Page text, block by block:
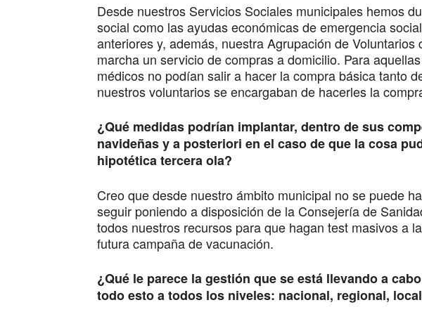
Desde nuestros Servicios Sociales municipales hemos
social como las ayudas económicas de emergencia
anteriores y, además, nuestra Agrupación de Voluntarios
marcha un servicio de compras a domicilio. Para
médicos no podían salir a hacer la compra básica tanto
nuestros voluntarios se encargaban de hacerles la
¿Qué medidas podrían implantar, dentro de sus
navideñas y a posteriori en el caso de que la cosa
hipotética tercera ola?
Creo que desde nuestro ámbito municipal no se puede
seguir poniendo a disposición de la Consejería de
todos nuestros recursos para que hagan test masivos a
futura campaña de vacunación.
¿Qué le parece la gestión que se está llevando a
todo esto a todos los niveles: nacional, regional,